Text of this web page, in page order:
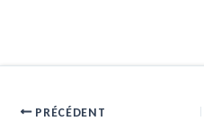
PRÉCÉDENT